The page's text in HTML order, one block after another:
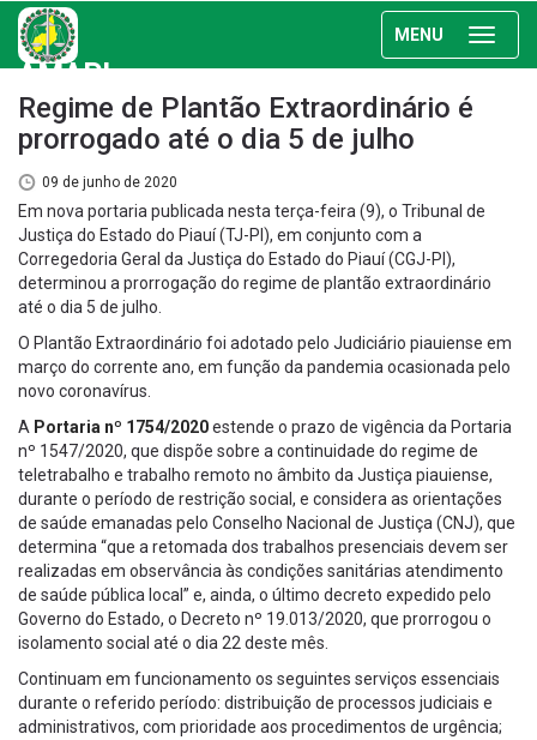
MENU
AMAPI
Regime de Plantão Extraordinário é
prorrogado até o dia 5 de julho
09 de junho de 2020
Em nova portaria publicada nesta terça-feira (9), o Tribunal de
Justiça do Estado do Piauí (TJ-PI), em conjunto com a
Corregedoria Geral da Justiça do Estado do Piauí (CGJ-PI),
determinou a prorrogação do regime de plantão extraordinário
até o dia 5 de julho.
O Plantão Extraordinário foi adotado pelo Judiciário piauiense em
março do corrente ano, em função da pandemia ocasionada pelo
novo coronavírus.
A Portaria nº 1754/2020estende o prazo de vigência da Portaria
nº 1547/2020, que dispõe sobre a continuidade do regime de
teletrabalho e trabalho remoto no âmbito da Justiça piauiense,
durante o período de restrição social, e considera as orientações
de saúde emanadas pelo Conselho Nacional de Justiça (CNJ), que
determina “que a retomada dos trabalhos presenciais devem ser
realizadas em observância às condições sanitárias atendimento
de saúde pública local” e, ainda, o último decreto expedido pelo
Governo do Estado, o Decreto nº 19.013/2020, que prorrogou o
isolamento social até o dia 22 deste mês.
Continuam em funcionamento os seguintes serviços essenciais
durante o referido período: distribuição de processos judiciais e
administrativos, com prioridade aos procedimentos de urgência;